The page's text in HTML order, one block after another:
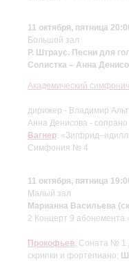
11 октября, пятница
Большой зал
Р. Штраус. Песни для
Солистка – Анна
Академический
дирижер - Владимир
Анна Денисова - сопрано
Вагнер:
Симфония № 4
11 октября, пятница
Малый зал
Марианна Васильева
2 Концерт 9
Прокофьев: Соната № 1
скрипки и фортепиано;